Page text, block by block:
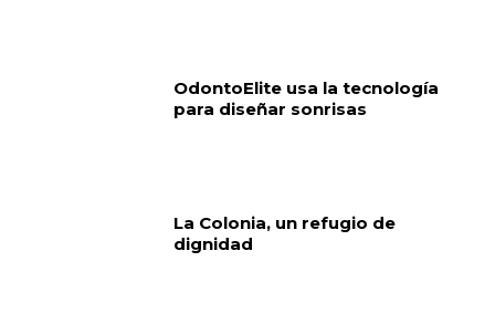
OdontoElite usa la tecnología
para diseñar sonrisas
La Colonia, un refugio de
dignidad